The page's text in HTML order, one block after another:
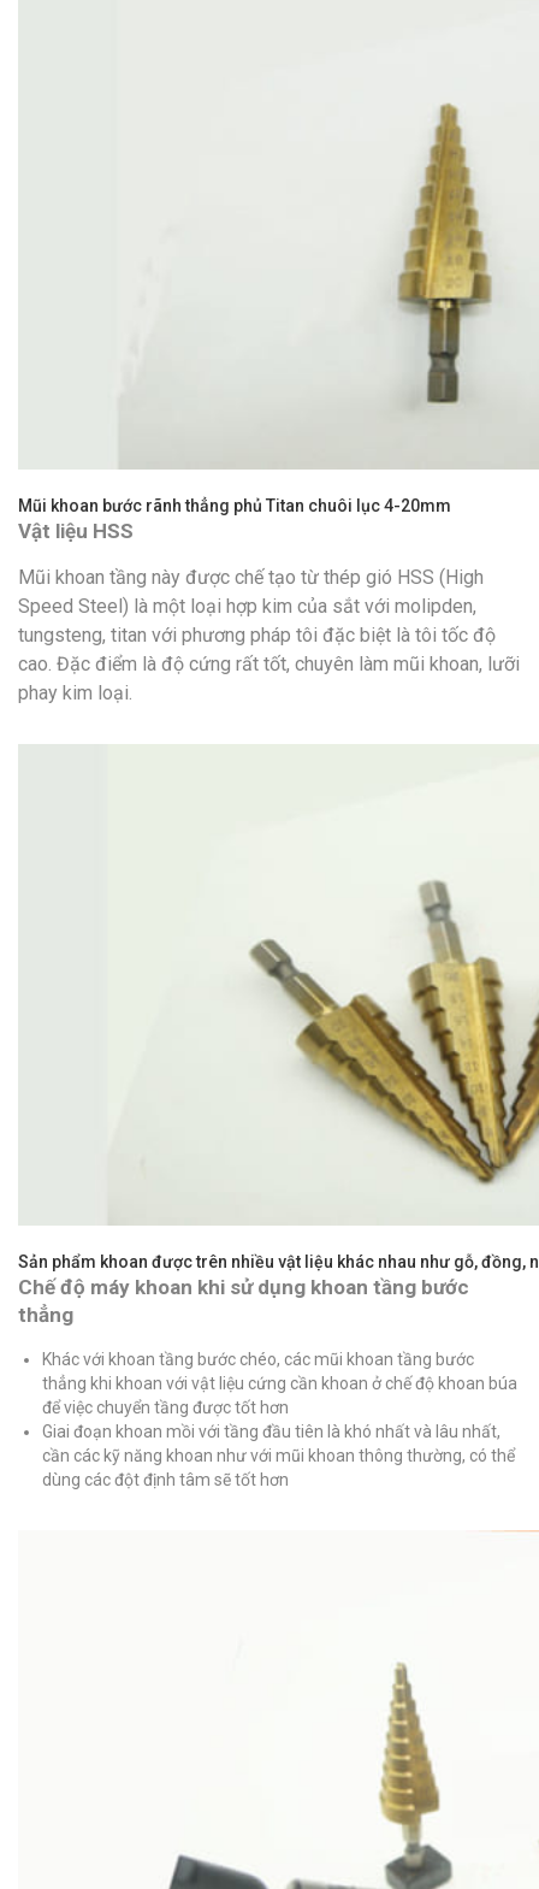
Mũi khoan bước rãnh thẳng phủ Titan chuôi lục 4-20mm
Vật liệu HSS
Mũi khoan tầng này được chế tạo từ thép gió HSS (High
Speed Steel) là một loại hợp kim của sắt với molipden,
tungsteng, titan với phương pháp tôi đặc biệt là tôi tốc độ
cao. Đặc điểm là độ cứng rất tốt, chuyên làm mũi khoan, lưỡi
phay kim loại.
Sản phẩm khoan được trên nhiều vật liệu khác nhau như gỗ, đồng,
Chế độ máy khoan khi sử dụng khoan tầng bước
thẳng
Khác với khoan tầng bước chéo, các mũi khoan tầng bước
thẳng khi khoan với vật liệu cứng cần khoan ở chế độ khoan búa
để việc chuyển tầng được tốt hơn
Giai đoạn khoan mồi với tầng đầu tiên là khó nhất và lâu nhất,
cần các kỹ năng khoan như với mũi khoan thông thường, có thể
dùng các đột định tâm sẽ tốt hơn